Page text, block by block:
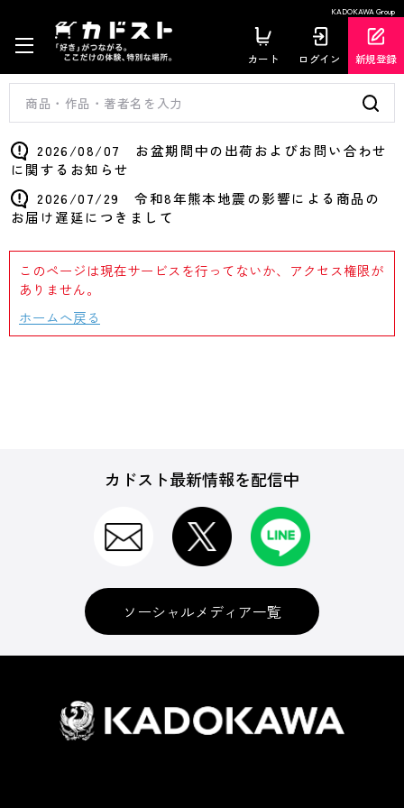
KADOKAWA Group
カート ログイン 新規登録
2026/08/07 お盆期間中の出荷およびお問い合わせ
に関するお知らせ
2026/07/29 令和8年熊本地震の影響による商品の
お届け遅延につきまして
このページは現在サービスを行ってないか、アクセス権限が
ありません。
ホームへ戻る
カドスト最新情報を配信中
ソーシャルメディア一覧